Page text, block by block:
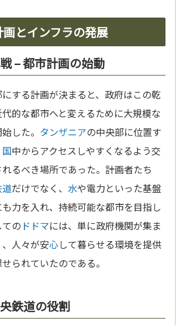
とインフラの発展
– 都市計画の始動
する計画が決まると、政府はこの乾
的な都市へと変えるために大規模な
した。 タンザニアの中央部に位置す
国中からアクセスしやすくなるよう交
るべき場所であった。計画者たち
だけでなく、水や電力といった基盤
力を入れ、持続可能な都市を目指し
の ドドマには、単に政府機関が集ま
人々が安心して暮らせる環境を提供
られていたのである。
鉄道の役割